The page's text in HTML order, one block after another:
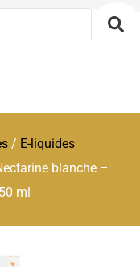
/ E-liquides
blanche –
ml